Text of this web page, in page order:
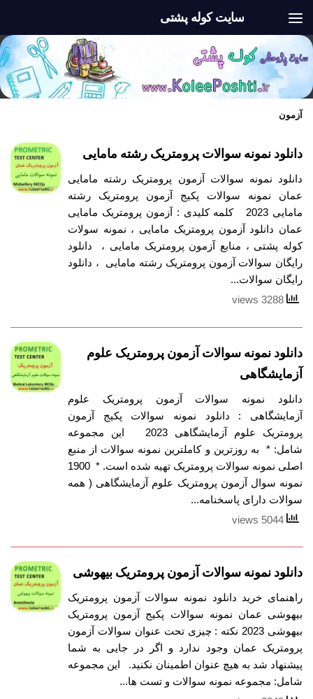
سایت کوله پشتی
آزمون
دانلود نمونه سوالات پرومتریک رشته مامایی
دانلود نمونه سوالات آزمون پرومتریک رشته مامایی
عمان نمونه سوالات پکیج آزمون پرومتریک رشته
مامایی 2023 کلمه کلیدی : آزمون پرومتریک مامایی
عمان دانلود آزمون پرومتریک مامایی ، نمونه سولات
کوله پشتی ، منابع آزمون پرومتریک مامایی ، دانلود
رایگان سوالات آزمون پرومتریک رشته مامایی ، دانلود
رایگان سوالات...
دانلود نمونه سوالات آزمون پرومتریک علوم
آزمایشگاهی
دانلود نمونه سوالات آزمون پرومتریک علوم
آزمایشگاهی : دانلود نمونه سوالات پکیج آزمون
پرومتریک علوم آزمایشگاهی 2023 این مجموعه
شامل: * به روزترین و کاملترین نمونه سوالات از منبع
اصلی نمونه سوالات پرومتریک تهیه شده است. * 1900
نمونه سوال آزمون پرومتریک علوم آزمایشگاهی ( همه
سوالات دارای پاسخنامه...
دانلود نمونه سوالات آزمون پرومتریک بیهوشی
راهنمای خرید دانلود نمونه سوالات آزمون پرومتریک
بیهوشی عمان نمونه سوالات پکیج آزمون پرومتریک
بیهوشی 2023 نکته : چیزی تحت عنوان سوالات آزمون
پرومتریک عمان وجود ندارد و اگر در جایی به شما
پیشنهاد شد به هیچ عنوان اطمینان نکنید. این مجموعه
شامل: مجموعه نمونه سوالات و تست ها...